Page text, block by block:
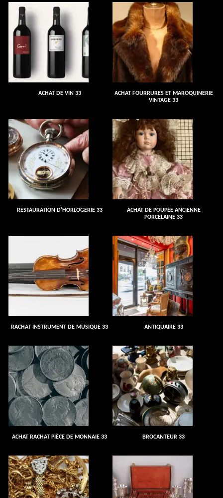
ACHAT DE VIN 33
ACHAT FOURRURES ET MAROQUINERIE
VINTAGE 33
RESTAURATION D'HORLOGERIE 33
ACHAT DE POUPÉE ANCIENNE
PORCELAINE 33
RACHAT INSTRUMENT DE MUSIQUE 33 ANTIQUAIRE 33
ACHAT RACHAT PIÈCE DE MONNAIE 33 BROCANTEUR 33